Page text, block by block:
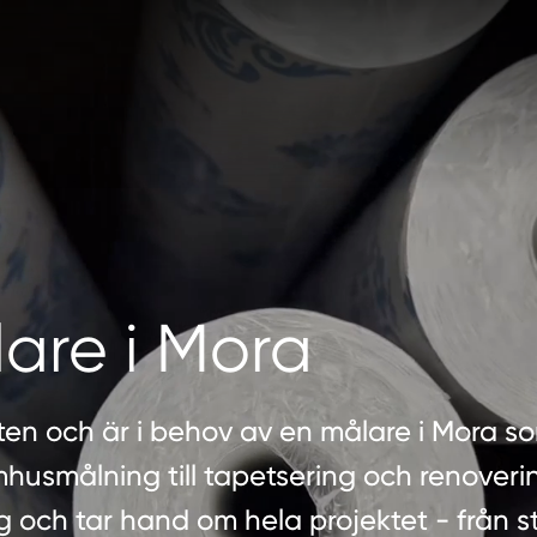
i Mora
och är i behov av en målare i Mora
till tapetsering och
och tar hand om hela projektet - från